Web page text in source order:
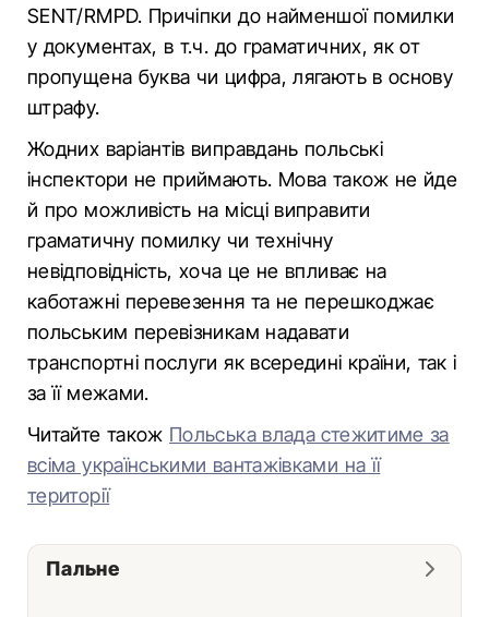
SENT/RMPD. Причіпки до найменшої помилки
у документах, в т.ч. до граматичних, як от
пропущена буква чи цифра, лягають в основу
штрафу.
Жодних варіантів виправдань польські
інспектори не приймають. Мова також не йде
й про можливість на місці виправити
граматичну помилку чи технічну
невідповідність, хоча це не впливає на
каботажні перевезення та не перешкоджає
польським перевізникам надавати
транспортні послуги як всередині країни, так і
за її межами.
Читайте також Польська влада стежитиме за
всіма українськими вантажівками на її
території
Пальне